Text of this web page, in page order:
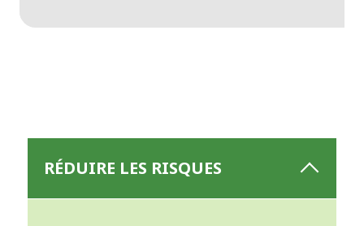
RÉDUIRE LES RISQUES